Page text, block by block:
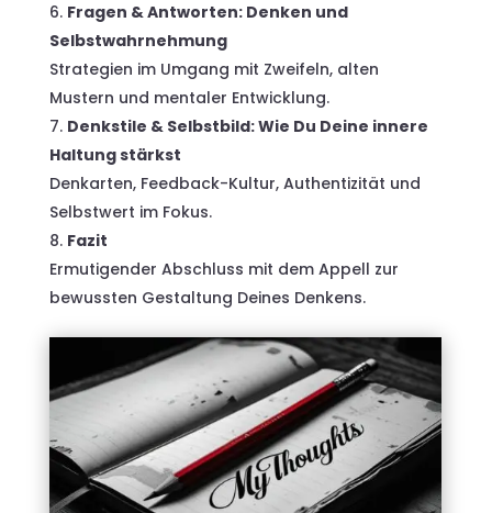
Fragen & Antworten: Denken und
Selbstwahrnehmung
Strategien im Umgang mit Zweifeln, alten
Mustern und mentaler Entwicklung.
Denkstile & Selbstbild: Wie Du Deine innere
Haltung stärkst
Denkarten, Feedback-Kultur, Authentizität und
Selbstwert im Fokus.
Fazit
Ermutigender Abschluss mit dem Appell zur
bewussten Gestaltung Deines Denkens.